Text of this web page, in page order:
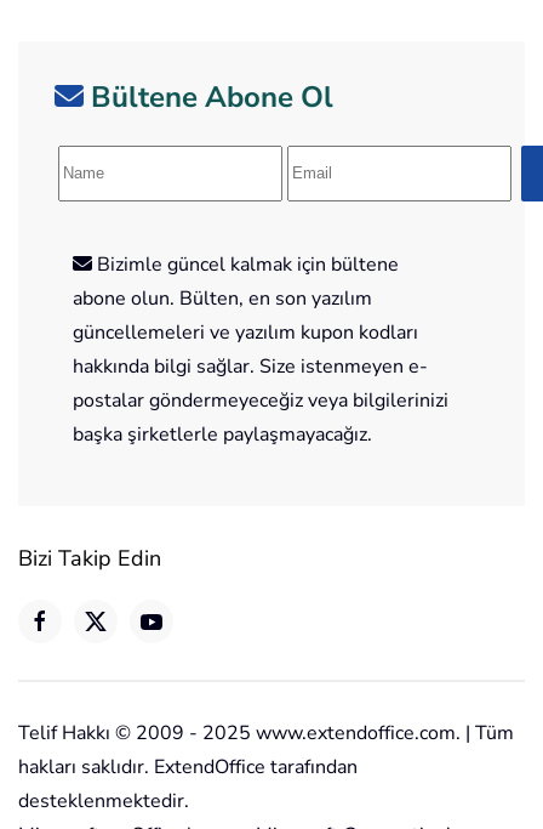
Bültene Abone Ol
Bizimle güncel kalmak için bültene
abone olun. Bülten, en son yazılım
güncellemeleri ve yazılım kupon kodları
hakkında bilgi sağlar. Size istenmeyen e-
postalar göndermeyeceğiz veya bilgilerinizi
başka şirketlerle paylaşmayacağız.
Bizi Takip Edin
Telif Hakkı © 2009 - 2025 www.extendoffice.com. | Tüm
hakları saklıdır. ExtendOffice tarafından
desteklenmektedir.